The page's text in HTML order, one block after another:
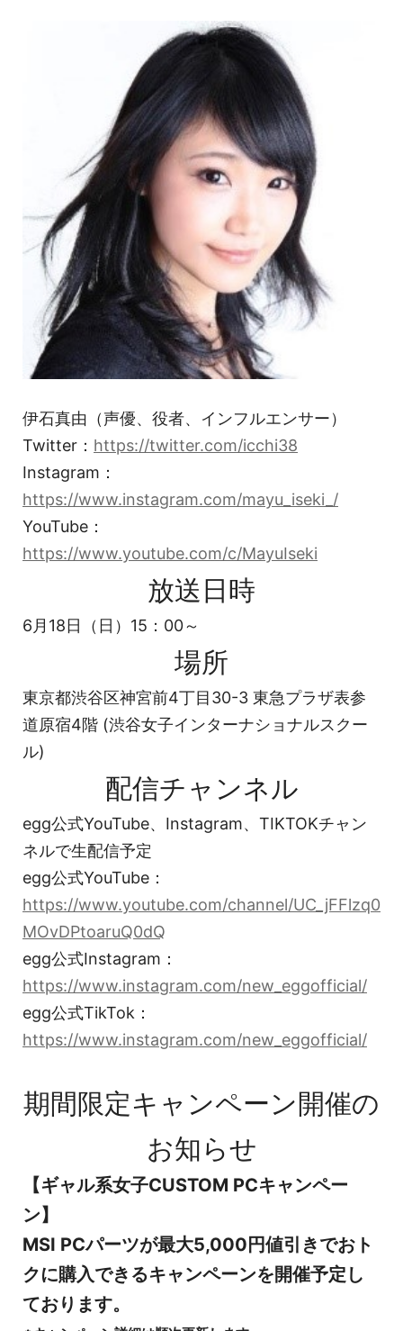
伊石真由（声優、役者、インフルエンサー）
Twitter： https://twitter.com/icchi38
Instagram：
https://www.instagram.com/mayu_iseki_/
YouTube：
https://www.youtube.com/c/MayuIseki
放送日時
6月18日（日）15：00～
場所
東京都渋谷区神宮前4丁目30-3 東急プラザ表参
道原宿4階 (渋谷女子インターナショナルスクー
ル)
配信チャンネル
egg公式YouTube、Instagram、TIKTOKチャン
ネルで生配信予定
egg公式YouTube：
https://www.youtube.com/channel/UC_jFFlzq0
MOvDPtoaruQ0dQ
egg公式Instagram：
https://www.instagram.com/new_eggofficial/
egg公式TikTok：
https://www.instagram.com/new_eggofficial/
期間限定キャンペーン開催の
お知らせ
【ギャル系女子CUSTOM PCキャンペー
ン】
MSI PCパーツが最大5,000円値引きでおト
クに購入できるキャンペーンを開催予定し
ております。